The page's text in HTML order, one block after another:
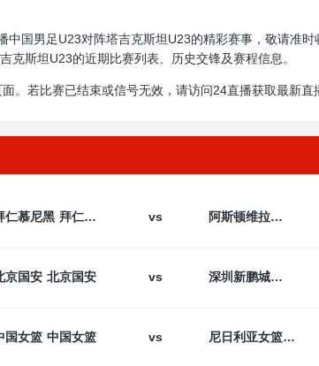
中国男足U23对阵塔吉克斯坦U23的精彩赛事，敬请准
斯坦U23的近期比赛列表、历史交锋及赛程信息。
。若比赛已结束或信号无效，请访问24直播获取最新直
拜仁慕尼黑 vs 阿斯顿维拉
北京国安 vs 深圳新鹏城
中国女篮 vs 尼日利亚女篮